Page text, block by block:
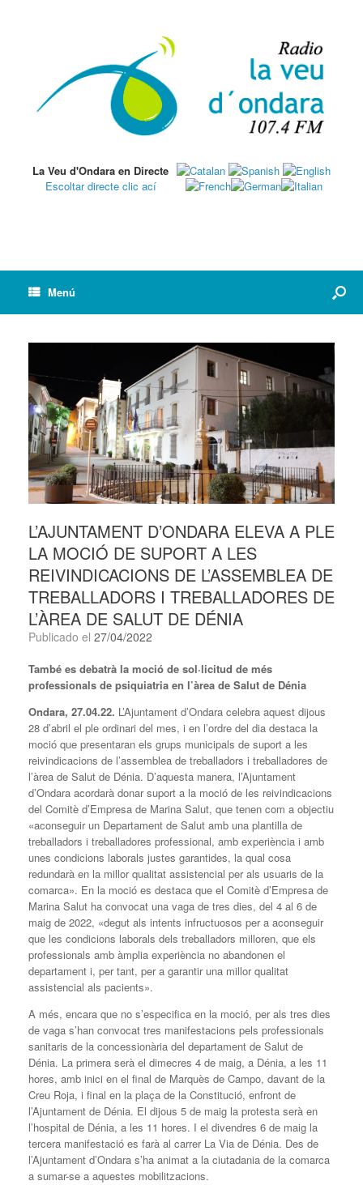
La Veu d'Ondara en Directe
Escoltar directe clic ací
Menú
L’AJUNTAMENT D’ONDARA ELEVA A PLE
LA MOCIÓ DE SUPORT A LES
REIVINDICACIONS DE L’ASSEMBLEA DE
TREBALLADORS I TREBALLADORES DE
L’ÀREA DE SALUT DE DÉNIA
Publicado el 27/04/2022
També es debatrà la moció de sol·licitud de més
professionals de psiquiatria en l’àrea de Salut de Dénia
Ondara, 27.04.22. L’Ajuntament d’Ondara celebra aquest dijous
28 d’abril el ple ordinari del mes, i en l’ordre del dia destaca la
moció que presentaran els grups municipals de suport a les
reivindicacions de l’assemblea de treballadors i treballadores de
l’àrea de Salut de Dénia. D’aquesta manera, l’Ajuntament
d’Ondara acordarà donar suport a la moció de les reivindicacions
del Comitè d’Empresa de Marina Salut, que tenen com a objectiu
«aconseguir un Departament de Salut amb una plantilla de
treballadors i treballadores professional, amb experiència i amb
unes condicions laborals justes garantides, la qual cosa
redundarà en la millor qualitat assistencial per als usuaris de la
comarca». En la moció es destaca que el Comitè d’Empresa de
Marina Salut ha convocat una vaga de tres dies, del 4 al 6 de
maig de 2022, «degut als intents infructuosos per a aconseguir
que les condicions laborals dels treballadors milloren, que els
professionals amb àmplia experiència no abandonen el
departament i, per tant, per a garantir una millor qualitat
assistencial als pacients».
A més, encara que no s’especifica en la moció, per als tres dies
de vaga s’han convocat tres manifestacions pels professionals
sanitaris de la concessionària del departament de Salut de
Dénia. La primera serà el dimecres 4 de maig, a Dénia, a les 11
hores, amb inici en el final de Marquès de Campo, davant de la
Creu Roja, i final en la plaça de la Constitució, enfront de
l’Ajuntament de Dénia. El dijous 5 de maig la protesta serà en
l’hospital de Dénia, a les 11 hores. I el divendres 6 de maig la
tercera manifestació es farà al carrer La Via de Dénia. Des de
l’Ajuntament d’Ondara s’ha animat a la ciutadania de la comarca
a sumar-se a aquestes mobilitzacions.